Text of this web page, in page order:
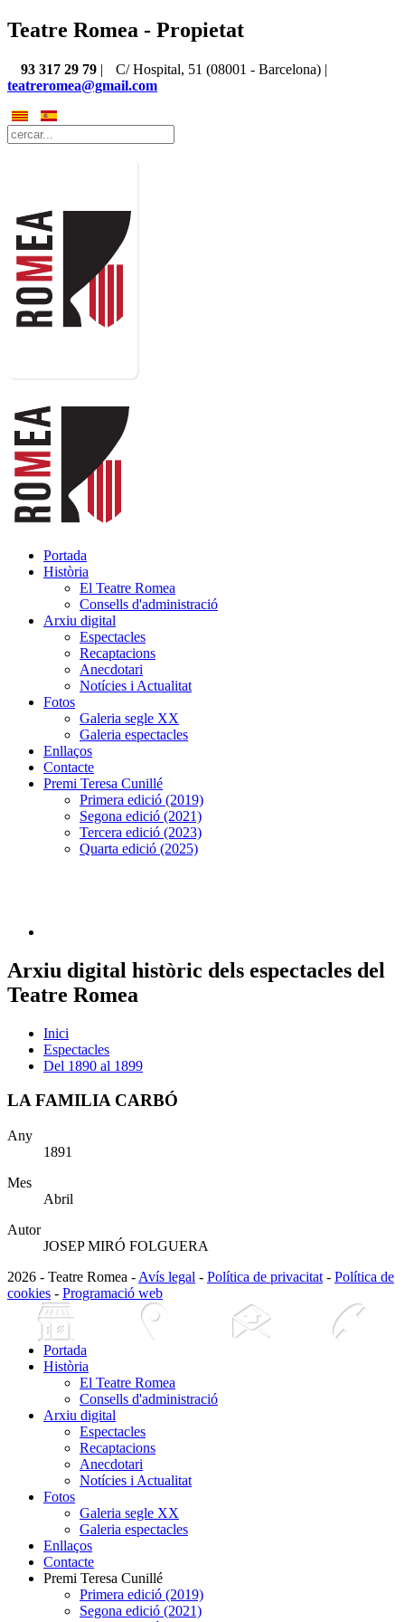
Teatre Romea - Propietat
93 317 29 79 |
C/ Hospital, 51 (08001 - Barcelona) |
teatreromea@gmail.com
Portada
Història
El Teatre Romea
Consells d'administració
Arxiu digital
Espectacles
Recaptacions
Anecdotari
Notícies i Actualitat
Fotos
Galeria segle XX
Galeria espectacles
Enllaços
Contacte
Premi Teresa Cunillé
Primera edició (2019)
Segona edició (2021)
Tercera edició (2023)
Quarta edició (2025)
Arxiu digital històric dels espectacles del
Teatre Romea
Inici
Espectacles
Del 1890 al 1899
LA FAMILIA CARBÓ
Any
1891
Mes
Abril
Autor
JOSEP MIRÓ FOLGUERA
2026 - Teatre Romea - Avís legal - Política de privacitat - Política de
cookies - Programació web
Portada
Història
El Teatre Romea
Consells d'administració
Arxiu digital
Espectacles
Recaptacions
Anecdotari
Notícies i Actualitat
Fotos
Galeria segle XX
Galeria espectacles
Enllaços
Contacte
Premi Teresa Cunillé
Primera edició (2019)
Segona edició (2021)